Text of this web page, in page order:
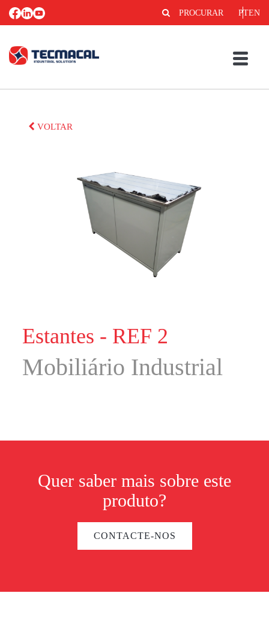
EN
PT
PROCURAR
VOLTAR
Estantes - REF 2
Mobiliário Industrial
Quer saber mais sobre este
produto?
CONTACTE-NOS